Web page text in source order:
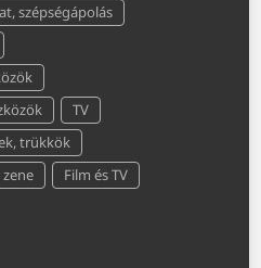
szépségápolás
TV
trükkök
Film és TV